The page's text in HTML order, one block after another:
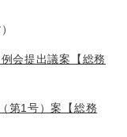
会提出議案【総務
第1号）案【総務